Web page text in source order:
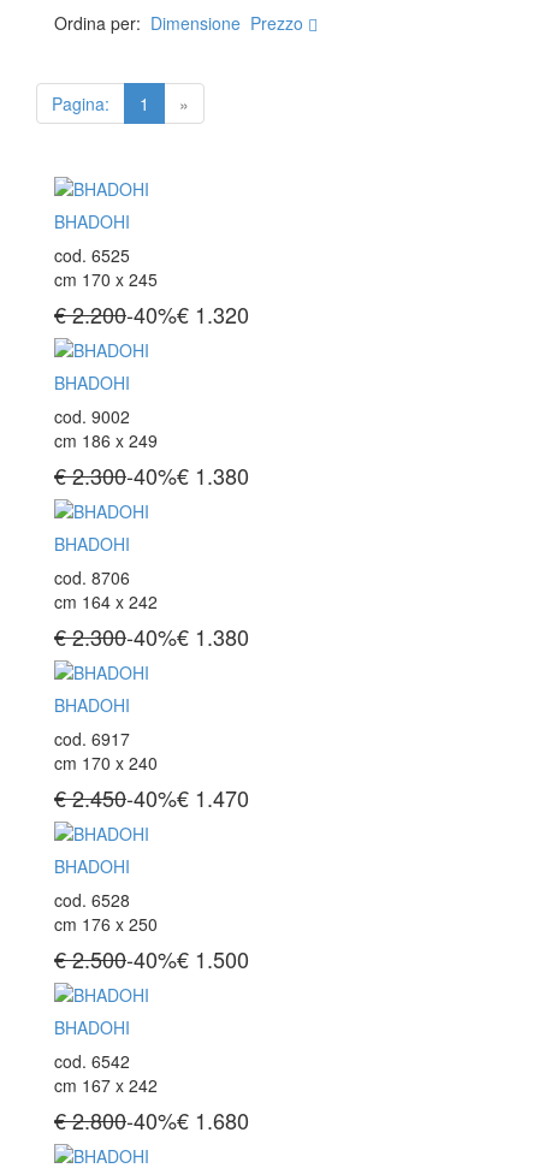
Tappeti Anatolici Antichi
Tappeti Cinesi Antichi
Tappeti Agra Antichi E Antica Asia
KILIM
Kilim Nuovi
Nuovissimi Kilim India
Arazzi E Ricami
TAPPETI PER ARREDAMENTO
Tappeti Turchi Vecchi E Nuovi
Tappeti Turcomanni Vecchi E Nuovi
Tappeti Ghazni
Tappeti Dal Mondo
Ordina per: Dimensione Prezzo
Pagina: 1 »
BHADOHI
cod. 6525
cm 170 x 245
€ 2.200-40%€ 1.320
BHADOHI
cod. 9002
cm 186 x 249
€ 2.300-40%€ 1.380
BHADOHI
cod. 8706
cm 164 x 242
€ 2.300-40%€ 1.380
BHADOHI
cod. 6917
cm 170 x 240
€ 2.450-40%€ 1.470
BHADOHI
cod. 6528
cm 176 x 250
€ 2.500-40%€ 1.500
BHADOHI
cod. 6542
cm 167 x 242
€ 2.800-40%€ 1.680